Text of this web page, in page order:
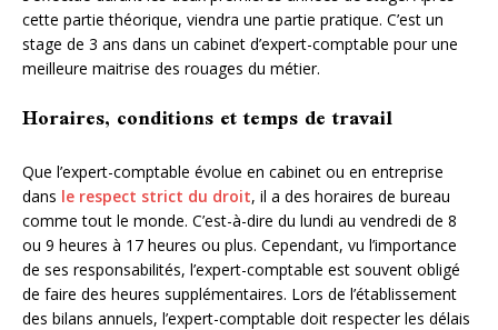
cette partie théorique, viendra une partie pratique. C’est un
stage de 3 ans dans un cabinet d’expert-comptable pour une
meilleure maitrise des rouages du métier.
Horaires, conditions et temps de travail
Que l’expert-comptable évolue en cabinet ou en entreprise
dans le respect strict du droit, il a des horaires de bureau
comme tout le monde. C’est-à-dire du lundi au vendredi de 8
ou 9 heures à 17 heures ou plus. Cependant, vu l’importance
de ses responsabilités, l’expert-comptable est souvent obligé
de faire des heures supplémentaires. Lors de l’établissement
des bilans annuels, l’expert-comptable doit respecter les délais